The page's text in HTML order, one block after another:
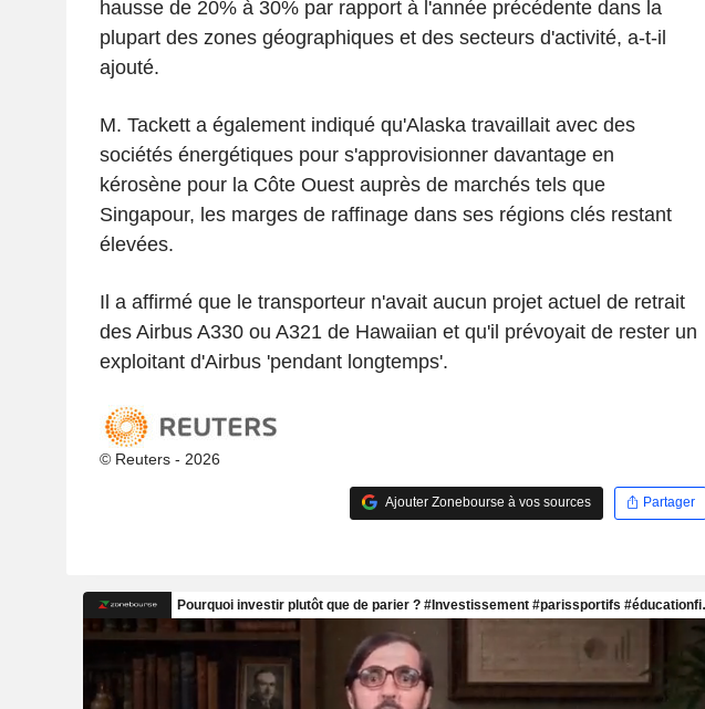
hausse de 20% à 30% par rapport à l'année précédente dans la
plupart des zones géographiques et des secteurs d'activité, a-t-il
ajouté.
M. Tackett a également indiqué qu'Alaska travaillait avec des
sociétés énergétiques pour s'approvisionner davantage en
kérosène pour la Côte Ouest auprès de marchés tels que
Singapour, les marges de raffinage dans ses régions clés restant
élevées.
Il a affirmé que le transporteur n'avait aucun projet actuel de retrait
des Airbus A330 ou A321 de Hawaiian et qu'il prévoyait de rester un
exploitant d'Airbus 'pendant longtemps'.
© Reuters - 2026
Ajouter Zonebourse à vos sources Partager